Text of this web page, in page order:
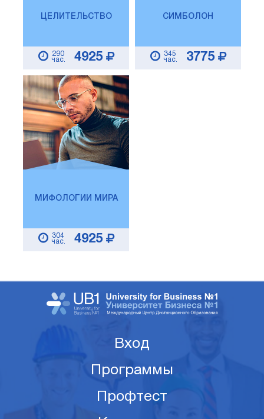
ЦЕЛИТЕЛЬСТВО
290
час.
4925
СИМБОЛОН
345
час.
3775
МИФОЛОГИИ МИРА
304
час.
4925
Вход
Программы
Профтест